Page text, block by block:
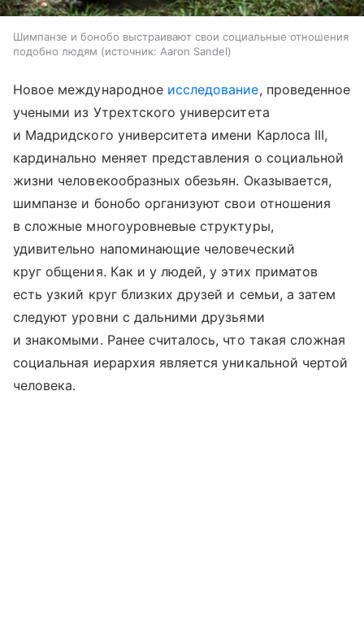
Шимпанзе и бонобо выстраивают свои социальные отношения
подобно людям
источник: Aaron Sandel
Новое международное исследование, проведенное
учеными из Утрехтского университета
и Мадридского университета имени Карлоса III,
кардинально меняет представления о социальной
жизни человекообразных обезьян. Оказывается,
шимпанзе и бонобо организуют свои отношения
в сложные многоуровневые структуры,
удивительно напоминающие человеческий
круг общения. Как и у людей, у этих приматов
есть узкий круг близких друзей и семьи, а затем
следуют уровни с дальними друзьями
и знакомыми. Ранее считалось, что такая сложная
социальная иерархия является уникальной чертой
человека.